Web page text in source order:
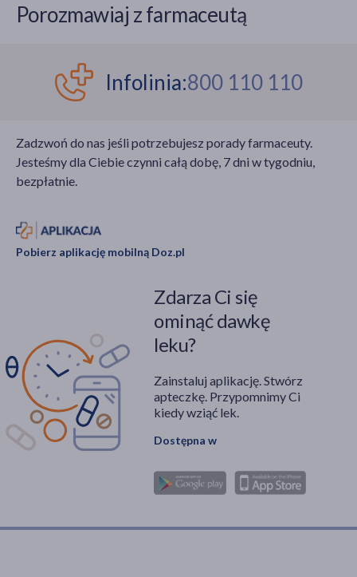
Porozmawiaj z farmaceutą
Infolinia:800 110 110
Zadzwoń do nas jeśli potrzebujesz porady farmaceuty.
Jesteśmy dla Ciebie czynni całą dobę, 7 dni w tygodniu,
bezpłatnie.
Pobierz aplikację mobilną Doz.pl
Zdarza Ci się
ominąć dawkę
leku?
Zainstaluj aplikację. Stwórz
apteczkę. Przypomnimy Ci
kiedy wziąć lek.
Dostępna w